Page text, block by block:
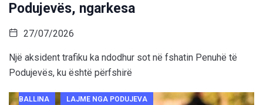
Podujevës, ngarkesa
27/07/2026
Një aksident trafiku ka ndodhur sot në fshatin Penuhë të
Podujevës, ku është përfshirë
BALLINA LAJME NGA PODUJEVA